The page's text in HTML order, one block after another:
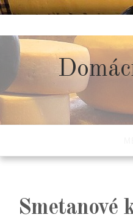
to
content
Smetanové